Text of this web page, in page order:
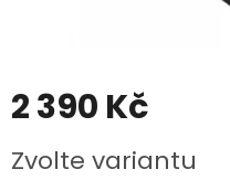
2 390 Kč
cena:
Zvolte variantu